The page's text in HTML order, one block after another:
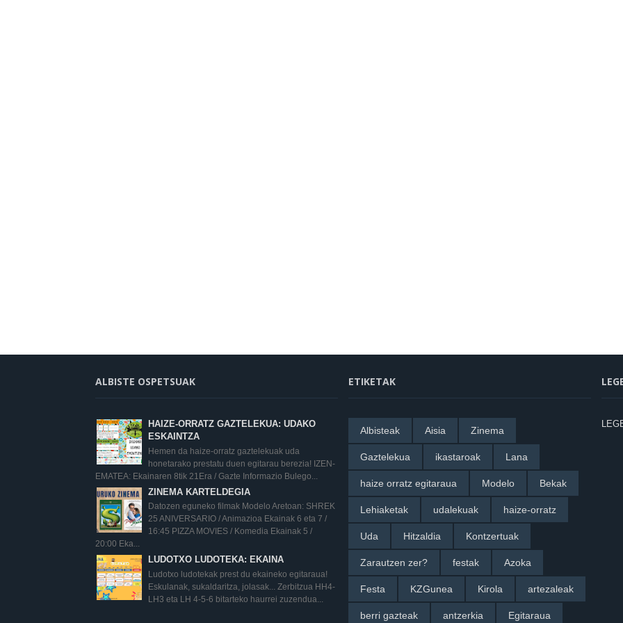
ALBISTE OSPETSUAK
HAIZE-ORRATZ GAZTELEKUA: UDAKO
ESKAINTZA
Hemen da haize-orratz gaztelekuak uda
honetarako prestatu duen egitarau berezia! IZEN-
EMATEA: Ekainaren 8tik 21Era / Gazte Informazio Bulego...
ZINEMA KARTELDEGIA
Datozen eguneko filmak Modelo Aretoan: SHREK
25 ANIVERSARIO / Animazioa Ekainak 6 eta 7 /
16:45 PIZZA MOVIES / Komedia Ekainak 5 /
20:00 Eka...
LUDOTXO LUDOTEKA: EKAINA
Ludotxo ludotekak prest du ekaineko egitaraua!
Eskulanak, sukaldaritza, jolasak... Zerbitzua HH4-
LH3 eta LH 4-5-6 bitarteko haurrei zuzendua...
ETIKETAK
Albisteak Aisia Zinema
Gaztelekua ikastaroak Lana
haize orratz egitaraua Modelo Bekak
Lehiaketak udalekuak haize-orratz
Uda Hitzaldia Kontzertuak
Zarautzen zer? festak Azoka
Festa KZGunea Kirola artezaleak
berri gazteak antzerkia Egitaraua